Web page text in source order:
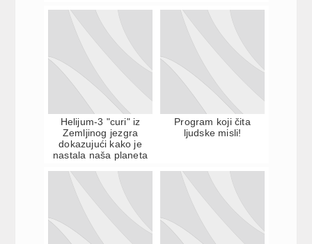
Helijum-3 "curi" iz
Zemljinog jezgra
dokazujući kako je
nastala naša planeta
Program koji čita
ljudske misli!